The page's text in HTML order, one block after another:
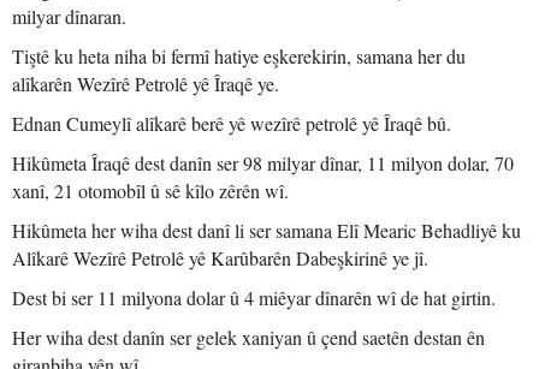
milyar dînaran.
Tiştê ku heta niha bi fermî hatiye eşkerekirin, samana her du
alîkarên Wezîrê Petrolê yê Îraqê ye.
Ednan Cumeylî alîkarê berê yê wezîrê petrolê yê Îraqê bû.
Hikûmeta Îraqê dest danîn ser 98 milyar dînar, 11 milyon dolar, 70
xanî, 21 otomobîl û sê kîlo zêrên wî.
Hikûmeta her wiha dest danî li ser samana Elî Mearic Behadliyê ku
Alîkarê Wezîrê Petrolê yê Karûbarên Dabeşkirinê ye jî.
Dest bi ser 11 milyona dolar û 4 miêyar dînarên wî de hat girtin.
Her wiha dest danîn ser gelek xaniyan û çend saetên destan ên